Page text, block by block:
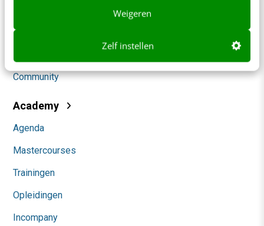
Weigeren
Zelf instellen
Social
Community
Academy
Agenda
Mastercourses
Trainingen
Opleidingen
Incompany